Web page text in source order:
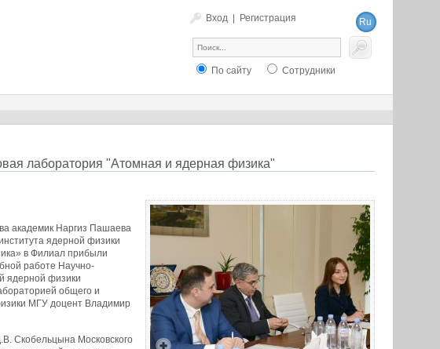
Вход Регистрация
Ru
En
По сайту Сотрудники
лаборатория "Атомная и ядерная физика"
академик Наргиз Пашаева
ядерной физики
в Филиал прибыли
работе Научно-
ядерной физики
общего и
МГУ доцент Владимир
Скобельцына Московского